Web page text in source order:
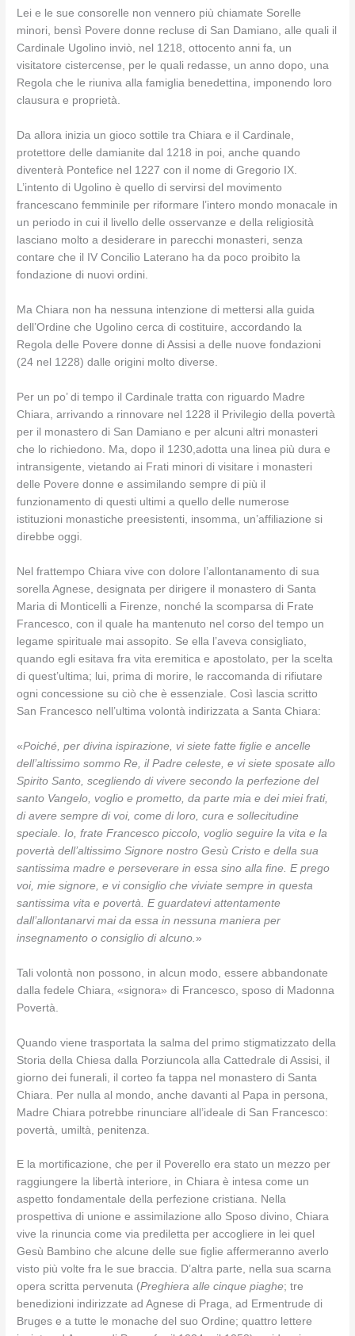
Lei e le sue consorelle non vennero più chiamate Sorelle
minori, bensì Povere donne recluse di San Damiano, alle quali il
Cardinale Ugolino inviò, nel 1218, ottocento anni fa, un
visitatore cistercense, per le quali redasse, un anno dopo, una
Regola che le riuniva alla famiglia benedettina, imponendo loro
clausura e proprietà.
Da allora inizia un gioco sottile tra Chiara e il Cardinale,
protettore delle damianite dal 1218 in poi, anche quando
diventerà Pontefice nel 1227 con il nome di Gregorio IX.
L’intento di Ugolino è quello di servirsi del movimento
francescano femminile per riformare l’intero mondo monacale in
un periodo in cui il livello delle osservanze e della religiosità
lasciano molto a desiderare in parecchi monasteri, senza
contare che il IV Concilio Laterano ha da poco proibito la
fondazione di nuovi ordini.
Ma Chiara non ha nessuna intenzione di mettersi alla guida
dell’Ordine che Ugolino cerca di costituire, accordando la
Regola delle Povere donne di Assisi a delle nuove fondazioni
(24 nel 1228) dalle origini molto diverse.
Per un po’ di tempo il Cardinale tratta con riguardo Madre
Chiara, arrivando a rinnovare nel 1228 il Privilegio della povertà
per il monastero di San Damiano e per alcuni altri monasteri
che lo richiedono. Ma, dopo il 1230,adotta una linea più dura e
intransigente, vietando ai Frati minori di visitare i monasteri
delle Povere donne e assimilando sempre di più il
funzionamento di questi ultimi a quello delle numerose
istituzioni monastiche preesistenti, insomma, un’affiliazione si
direbbe oggi.
Nel frattempo Chiara vive con dolore l’allontanamento di sua
sorella Agnese, designata per dirigere il monastero di Santa
Maria di Monticelli a Firenze, nonché la scomparsa di Frate
Francesco, con il quale ha mantenuto nel corso del tempo un
legame spirituale mai assopito. Se ella l’aveva consigliato,
quando egli esitava fra vita eremitica e apostolato, per la scelta
di quest’ultima; lui, prima di morire, le raccomanda di rifiutare
ogni concessione su ciò che è essenziale. Così lascia scritto
San Francesco nell’ultima volontà indirizzata a Santa Chiara:
«Poiché, per divina ispirazione, vi siete fatte figlie e ancelle
dell’altissimo sommo Re, il Padre celeste, e vi siete sposate allo
Spirito Santo, scegliendo di vivere secondo la perfezione del
santo Vangelo, voglio e prometto, da parte mia e dei miei frati,
di avere sempre di voi, come di loro, cura e sollecitudine
speciale. Io, frate Francesco piccolo, voglio seguire la vita e la
povertà dell’altissimo Signore nostro Gesù Cristo e della sua
santissima madre e perseverare in essa sino alla fine. E prego
voi, mie signore, e vi consiglio che viviate sempre in questa
santissima vita e povertà. E guardatevi attentamente
dall’allontanarvi mai da essa in nessuna maniera per
insegnamento o consiglio di alcuno. »
Tali volontà non possono, in alcun modo, essere abbandonate
dalla fedele Chiara, «signora» di Francesco, sposo di Madonna
Povertà.
Quando viene trasportata la salma del primo stigmatizzato della
Storia della Chiesa dalla Porziuncola alla Cattedrale di Assisi, il
giorno dei funerali, il corteo fa tappa nel monastero di Santa
Chiara. Per nulla al mondo, anche davanti al Papa in persona,
Madre Chiara potrebbe rinunciare all’ideale di San Francesco:
povertà, umiltà, penitenza.
E la mortificazione, che per il Poverello era stato un mezzo per
raggiungere la libertà interiore, in Chiara è intesa come un
aspetto fondamentale della perfezione cristiana. Nella
prospettiva di unione e assimilazione allo Sposo divino, Chiara
vive la rinuncia come via prediletta per accogliere in lei quel
Gesù Bambino che alcune delle sue figlie affermeranno averlo
visto più volte fra le sue braccia. D’altra parte, nella sua scarna
opera scritta pervenuta (Preghiera alle cinque piaghe; tre
benedizioni indirizzate ad Agnese di Praga, ad Ermentrude di
Bruges e a tutte le monache del suo Ordine; quattro lettere